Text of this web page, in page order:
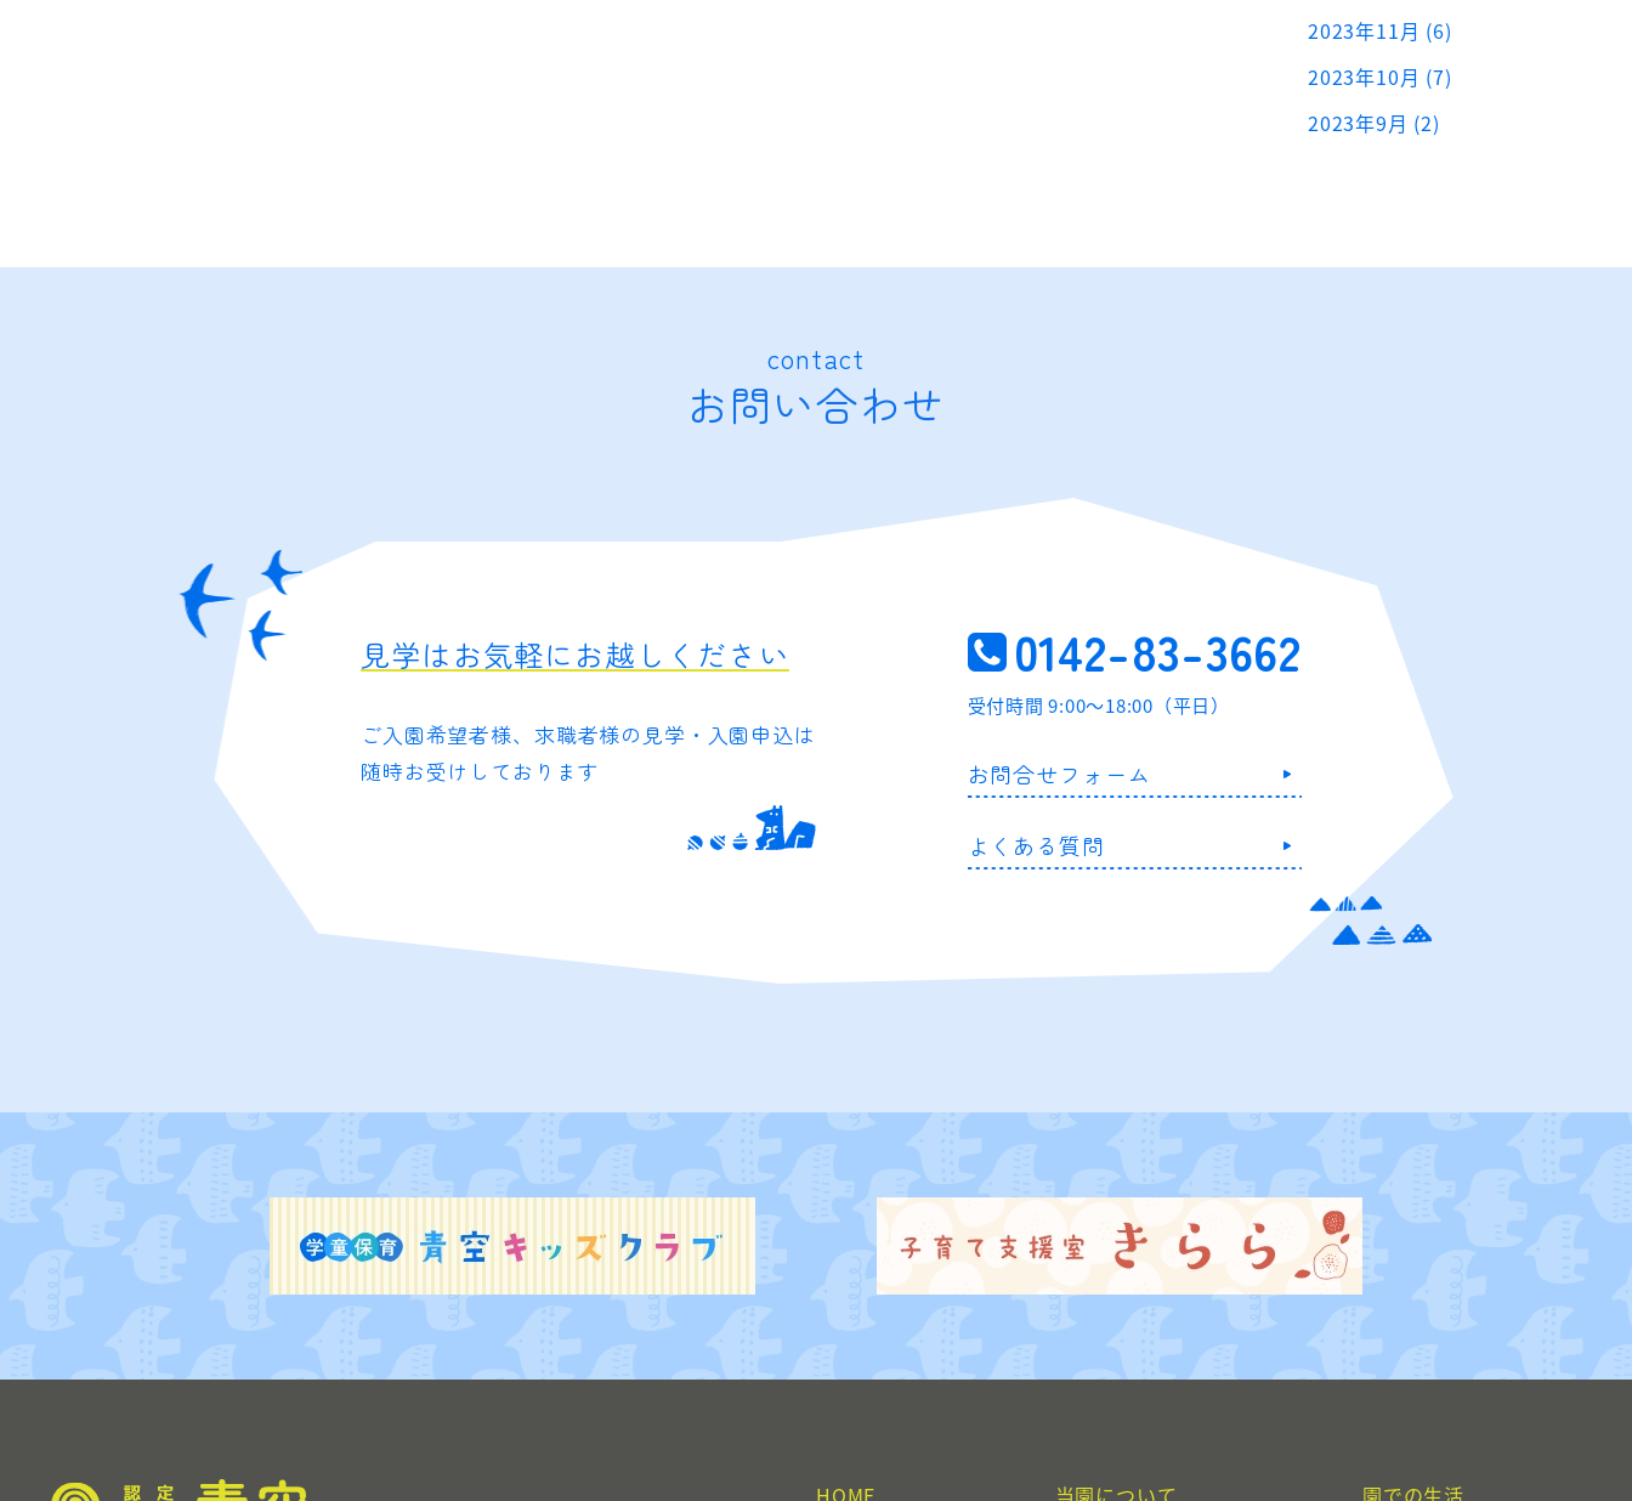
2023年11月 (6)
2023年10月 (7)
2023年9月 (2)
contact
お問い合わせ
見学はお気軽にお越しください
ご入園希望者様、求職者様の 見学・入園申込は
随時お受けしております
0142-83-3662
受付時間 9:00～18:00（平日）
お問合せフォーム
よくある質問